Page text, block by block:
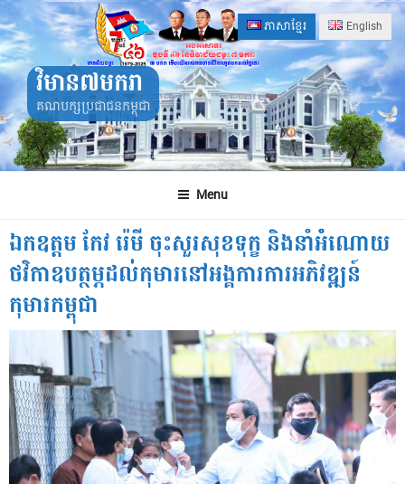
Skip
to
content
ភាសាខ្មែរ English
វិមាន៧មករា
គណបក្សប្រជាជនកម្ពុជា
Menu
ឯកឧត្តម កែវ រ៉េមី ចុះសួរសុខទុក្ខ និងនាំអំំណោយ
ថវិកាឧបត្ថម្ភដល់កុមារនៅអង្គការការអភិវឌ្ឍន៍
កុមារកម្ពុជា